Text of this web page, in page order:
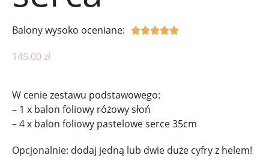
Balony wysoko oceniane: 
145.00zł
W cenie zestawu podstawowego:
– 1 x balon foliowy różowy słoń
– 4 x balon foliowy pastelowe serce 35cm
Opcjonalnie: dodaj jedną lub dwie duże cyfry z helem!